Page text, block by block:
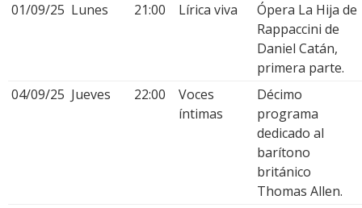
01/09/25 Lunes 21:00 Lírica viva
Ópera La Hija de
Rappaccini de
Daniel Catán,
primera parte.
04/09/25 Jueves 22:00
Voces
íntimas
Décimo
programa
dedicado al
barítono
británico
Thomas Allen.